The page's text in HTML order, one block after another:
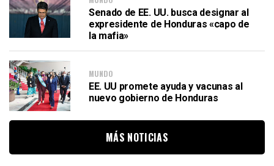
Senado de EE. UU. busca designar al
expresidente de Honduras «capo de
la mafia»
MUNDO
EE. UU promete ayuda y vacunas al
nuevo gobierno de Honduras
MÁS NOTICIAS